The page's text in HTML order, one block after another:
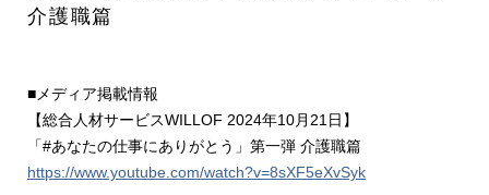
介護職篇
■メディア掲載情報
【総合人材サービスWILLOF 2024年10月21日】
「#あなたの仕事にありがとう」第一弾 介護職篇
https://www.youtube.com/watch?v=8sXF5eXvSyk